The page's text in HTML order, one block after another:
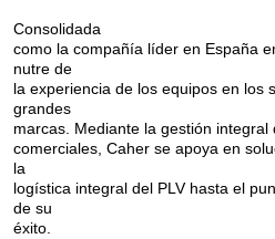
Consolidada
como la compañía líder en España
nutre de
la experiencia de los equipos en los
grandes
marcas. Mediante la gestión
comerciales, Caher se apoya en
la
logística integral del PLV hasta el
de su
éxito.